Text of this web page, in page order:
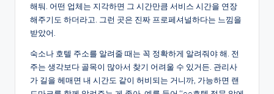
해둬. 어떤 업체는 지각하면 그 시간만큼 서비스 시간을 연장
해주기도 하더라고. 그런 곳은 진짜 프로페셔널하다는 느낌을
받았어.
숙소나 호텔 주소를 알려줄 때는 꼭 정확하게 알려줘야 해. 전
주는 생각보다 골목이 많아서 찾기 어려울 수 있거든. 관리사
가 길을 헤매면 내 시간도 같이 허비되는 거니까, 가능하면 랜